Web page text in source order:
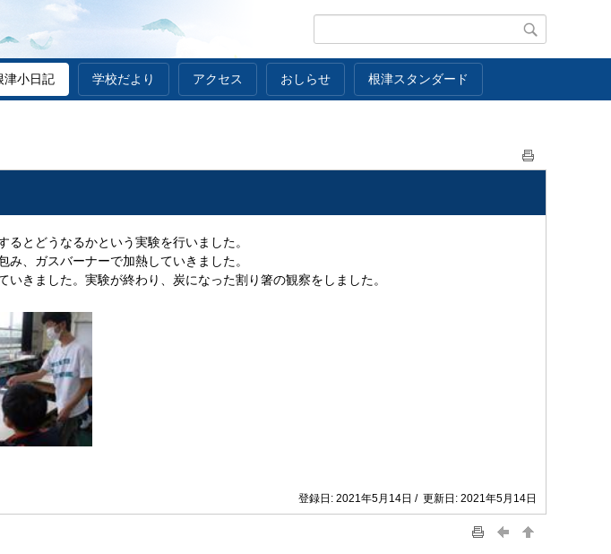
津小日記 学校だより アクセス おしらせ 根津スタンダード
とどうなるかという実験を行いました。
、ガスバーナーで加熱していきました。
きました。実験が終わり、炭になった割り箸の観察をしました。
登録日: 2021年5月14日 / 更新日: 2021年5月14日